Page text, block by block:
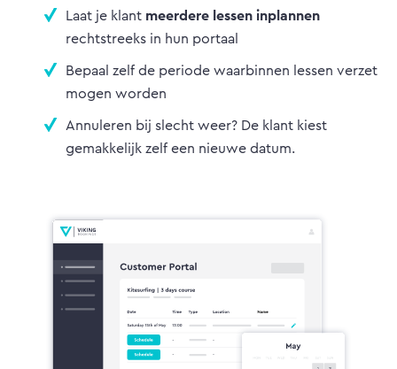
Laat je klant meerdere lessen inplannen
rechtstreeks in hun portaal
Bepaal zelf de periode waarbinnen lessen verzet
mogen worden
Annuleren bij slecht weer? De klant kiest
gemakkelijk zelf een nieuwe datum.